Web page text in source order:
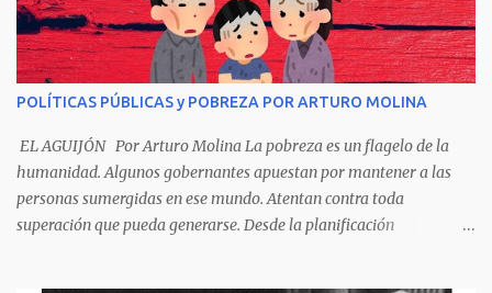
Visitemos juntos a doña ratona Y habrá francachela y habrá
comilona. A poco llegaron, y avanza ratón, Estírase el cuello, coge
el aldabón, Da dos o tres golpes, preguntan: ¿quién es? -Yo doña
ratona, beso a usted los pies ¿Está usted en casa? -Sí señor sí estoy,
y celebro mucho ver a ustedes hoy; estaba en mi oficio, hilando
algodón, pero eso no importa; bienvenidos son. Se hicieron la
venia, se dieron la mano, Y dice Rat...
POLÍTICAS PÚBLICAS y POBREZA POR ARTURO MOLINA
EL AGUIJÓN Por Arturo Molina La pobreza es un flagelo de la
humanidad. Algunos gobernantes apuestan por mantener a las
personas sumergidas en ese mundo. Atentan contra toda
superación que pueda generarse. Desde la planificación